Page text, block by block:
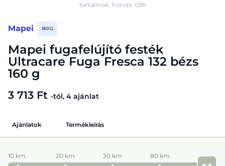
Mapei 160 G
Mapei fugafelújító festék
Ultracare Fuga Fresca 132 bézs
160 g
3 713 Ft -tól, 4 ajánlat
tartalmak. Forrás: OBI
Ajánlatok Termékleírás
10 km 20 km 30 km 80 km